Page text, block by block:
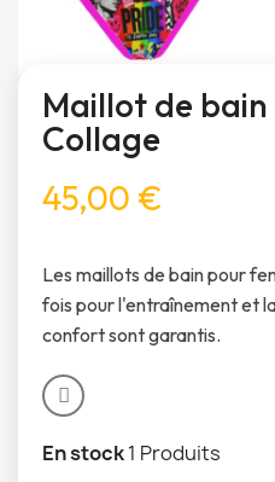
Maillot de
Collage
45,00 €
Les maillots de bain pour
fois pour l'entraînement et
confort sont garantis.
En stock1 Produits